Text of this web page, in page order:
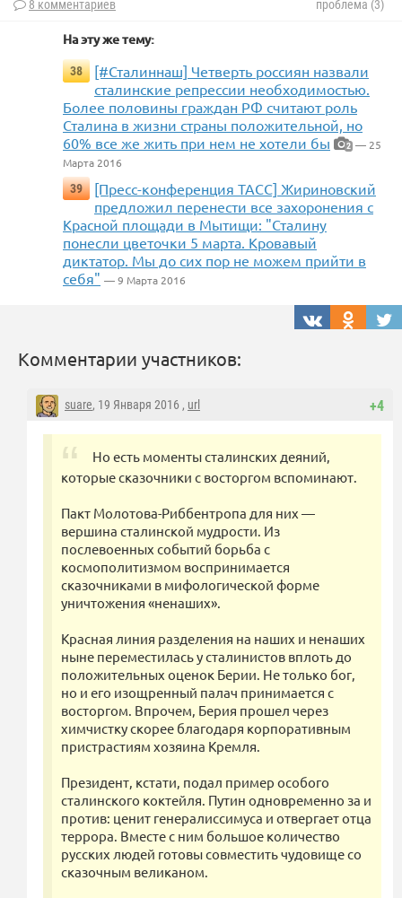
8 комментариев проблема (3)
На эту же тему:
38
[#Сталиннаш] Четверть россиян назвали
сталинские репрессии необходимостью.
Более половины граждан РФ считают роль
Сталина в жизни страны положительной, но
60% все же жить при нем не хотели бы
2 — 25
Марта 2016
39
[Пресс-конференция ТАСС] Жириновский
предложил перенести все захоронения с
Красной площади в Мытищи: "Сталину
понесли цветочки 5 марта. Кровавый
диктатор. Мы до сих пор не можем прийти в
себя" — 9 Марта 2016
Комментарии участников:
+4
suare, 19 Января 2016 , url
Но есть моменты сталинских деяний,
которые сказочники с восторгом вспоминают.
Пакт Молотова-Риббентропа для них —
вершина сталинской мудрости. Из
послевоенных событий борьба с
космополитизмом воспринимается
сказочниками в мифологической форме
уничтожения «ненаших».
Красная линия разделения на наших и ненаших
ныне переместилась у сталинистов вплоть до
положительных оценок Берии. Не только бог,
но и его изощренный палач принимается с
восторгом. Впрочем, Берия прошел через
химчистку скорее благодаря корпоративным
пристрастиям хозяина Кремля.
Президент, кстати, подал пример особого
сталинского коктейля. Путин одновременно за и
против: ценит генералиссимуса и отвергает отца
террора. Вместе с ним большое количество
русских людей готовы совместить чудовище со
сказочным великаном.